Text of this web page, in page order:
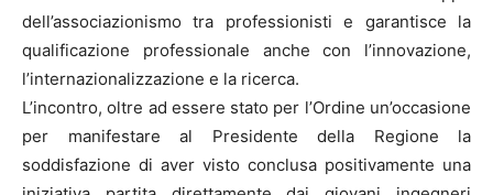
dell’associazionismo tra professionisti e garantisce la
qualificazione professionale anche con l’innovazione,
l’internazionalizzazione e la ricerca.
L’incontro, oltre ad essere stato per l’Ordine un’occasione
per manifestare al Presidente della Regione la
soddisfazione di aver visto conclusa positivamente una